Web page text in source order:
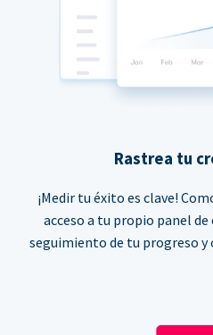
Rastrea tu
¡Medir tu éxito es clave!
acceso a tu propio panel
seguimiento de tu progreso